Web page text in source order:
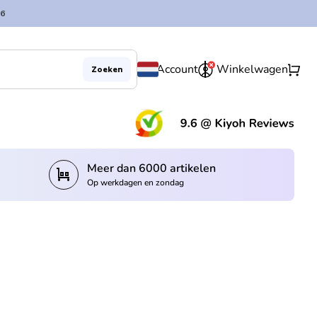
Zoeken Account Winkelwagenshopping_cart
trolley Meer dan 6000 artikelen
Op werkdagen en zondag